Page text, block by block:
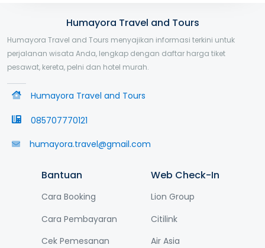
Humayora Travel and Tours
Humayora Travel and Tours menyajikan informasi terkini untuk
perjalanan wisata Anda, lengkap dengan daftar harga tiket
pesawat, kereta, pelni dan hotel murah.
Humayora Travel and Tours
085707770121
humayora.travel@gmail.com
Bantuan
Cara Booking
Cara Pembayaran
Cek Pemesanan
Web Check-In
Lion Group
Citilink
Air Asia